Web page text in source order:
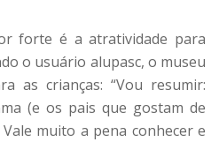
forte é a atratividade para
o usuário alupasc, o museu
as crianças: “Vou resumir:
(e os pais que gostam de
muito a pena conhecer e